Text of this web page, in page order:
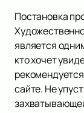
Постановка
является
кто хочет
сайте. Не